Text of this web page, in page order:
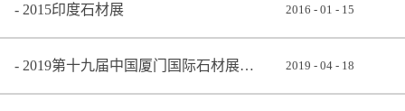
2015印度石材展 2016 - 01 - 15
2019第十九届中国厦门国际石材展览会 2019 - 04 - 18